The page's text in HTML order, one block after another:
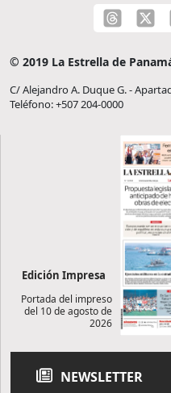
© 2019 La Estrella de
C/ Alejandro A. Duque G. -
Teléfono: +507 204-0000
Edición Impresa
Portada del impreso
del 10 de agosto de
2026
NEWSLETTER